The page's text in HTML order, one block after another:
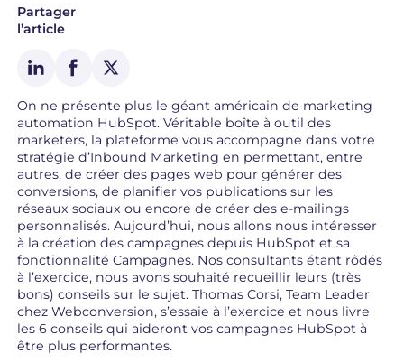
Partager
l’article
On ne présente plus le géant américain de marketing
automation HubSpot. Véritable boîte à outil des
marketers, la plateforme vous accompagne dans votre
stratégie d’Inbound Marketing en permettant, entre
autres, de créer des pages web pour générer des
conversions, de planifier vos publications sur les
réseaux sociaux ou encore de créer des e-mailings
personnalisés. Aujourd’hui, nous allons nous intéresser
à la création des campagnes depuis HubSpot et sa
fonctionnalité Campagnes. Nos consultants étant rôdés
à l’exercice, nous avons souhaité recueillir leurs (très
bons) conseils sur le sujet. Thomas Corsi, Team Leader
chez Webconversion, s’essaie à l’exercice et nous livre
les 6 conseils qui aideront vos campagnes HubSpot à
être plus performantes.